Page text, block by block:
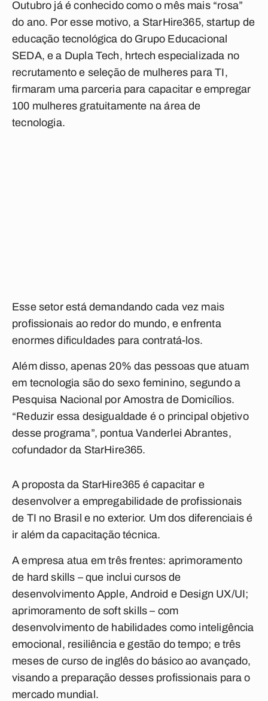
Outubro já é conhecido como o mês mais “rosa”
do ano. Por esse motivo, a StarHire365, startup de
educação tecnológica do Grupo Educacional
SEDA, e a Dupla Tech, hrtech especializada no
recrutamento e seleção de mulheres para TI,
firmaram uma parceria para capacitar e empregar
100 mulheres gratuitamente na área de
tecnologia.
Esse setor está demandando cada vez mais
profissionais ao redor do mundo, e enfrenta
enormes dificuldades para contratá-los.
Além disso, apenas 20% das pessoas que atuam
em tecnologia são do sexo feminino, segundo a
Pesquisa Nacional por Amostra de Domicílios.
“Reduzir essa desigualdade é o principal objetivo
desse programa”, pontua Vanderlei Abrantes,
cofundador da StarHire365.
A proposta da StarHire365 é capacitar e
desenvolver a empregabilidade de profissionais
de TI no Brasil e no exterior. Um dos diferenciais é
ir além da capacitação técnica.
A empresa atua em três frentes: aprimoramento
de hard skills – que inclui cursos de
desenvolvimento Apple, Android e Design UX/UI;
aprimoramento desoft skills – com
desenvolvimento de habilidades como inteligência
emocional, resiliência e gestão do tempo; e três
meses de curso de inglês do básico ao avançado,
visando a preparação desses profissionais para o
mercado mundial.